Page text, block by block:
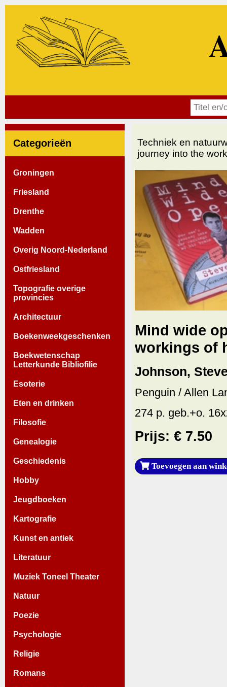
Categorieën
Groningen
Friesland
Drenthe
Wadden
Overig Noord-Nederland
Ostfriesland
Topografie overige
provincies
Architectuur
Boekenweekgeschenken
Boekwetenschap
Letterkunde Bibliofilie
Esoterie
Eten en drinken
Filosofie
Genealogie
Geschiedenis
Hobby
Jeugdboeken
Kartografie
Kunst en antiek
Literatuur
Muziek Toneel Theater
Natuur
Poezie
Psychologie
Religie
Romans
Techniek en
journey into the
Mind wide
workings of
Johnson,
Penguin / Allen
274 p. geb.+o.
Prijs: € 7.50
Toevoegen aan